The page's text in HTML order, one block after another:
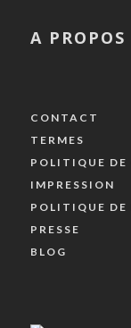
A
CONTACT
TERMES
POLITIQUE
IMPRESSION
POLITIQUE DE
PRESSE
BLOG